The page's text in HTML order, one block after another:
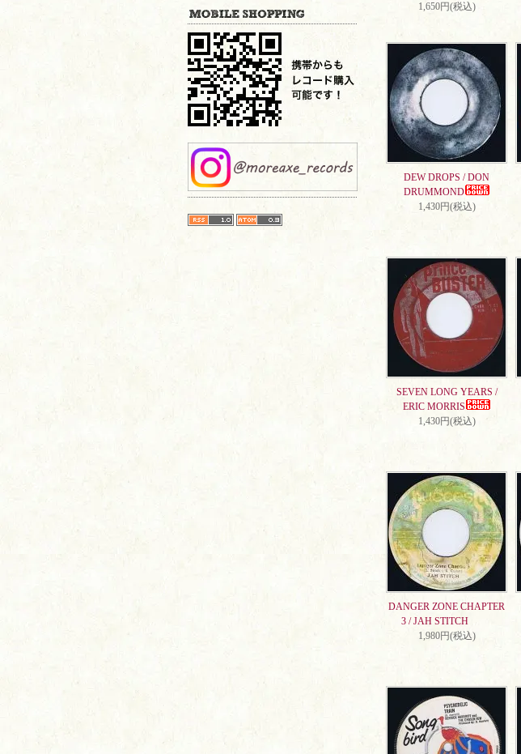
1,650円(税込)
DEW DROPS / DON
DRUMMOND
1,430円(税込)
SEVEN LONG YEARS /
ERIC MORRIS
1,430円(税込)
DANGER ZONE CHAPTER
3 / JAH STITCH
1,980円(税込)